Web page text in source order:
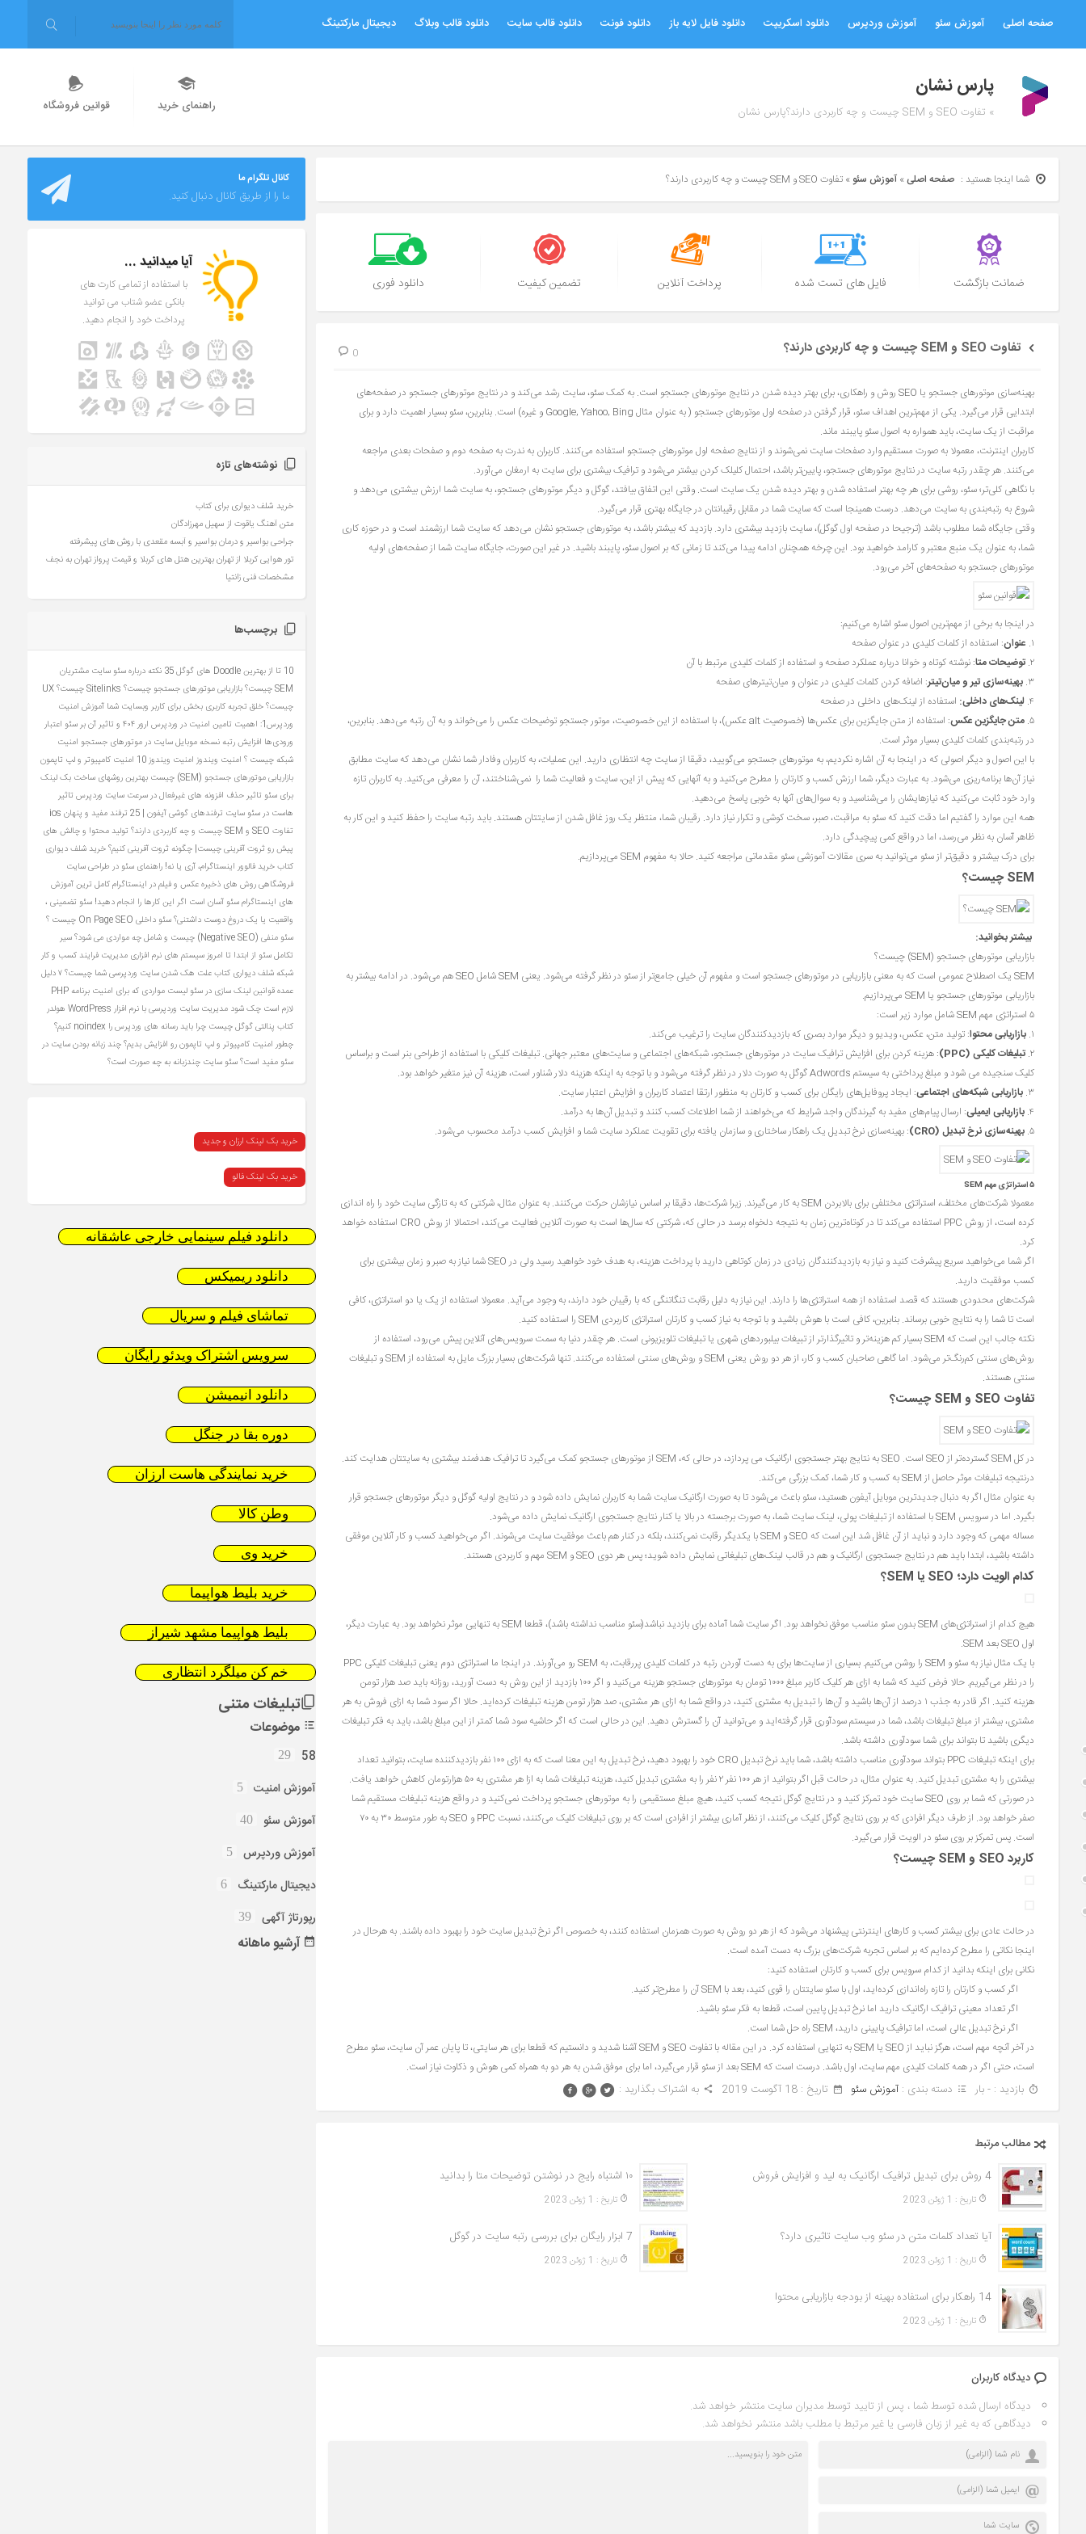
صفحه اصلی آموزش سئو آموزش وردپرس دانلود اسکریپت دانلود فایل لایه باز دانلود فونت دانلود قالب سایت دانلود قالب وبلاگ دیجیتال مارکتینگ
پارس نشان
» تفاوت SEO و SEM چیست و چه کاربردی دارند؟پارس نشان راهنمای خرید قوانین فروشگاه
شما اینجا هستید : صفحه اصلی» آموزش سئو» تفاوت SEO و SEM چیست و چه کاربردی دارند؟
ضمانت بازگشت فایل های تست شده پرداخت آنلاین تضمین کیفیت دانلود فوری
تفاوت SEO و SEM چیست و چه کاربردی دارند؟ 0
بهینه‌سازی موتورهای جستجو یا SEO روش و راهکاری، برای بهتر دیده شدن در نتایج موتورهای جستجو است. به کمک سئو، سایت رشد می‌کند و در نتایج موتورهای جستجو در صفحه‌های
ابتدایی قرار می‌گیرد. یکی از مهم‌ترین اهداف سئو، قرار گرفتن در صفحه اول موتورهای جستجو ( به عنوان مثال Google, Yahoo, Bing و غیره) است. بنابرین، سئو بسیار اهمیت دارد و برای
مراقبت از یک سایت، باید همواره به اصول سئو پایبند ماند.
کاربران اینترنت، معمولا به صورت مستقیم وارد صفحات سایت نمی‌شوند و از نتایج صفحه اول موتورهای جستجو استفاده می‌کنند. کاربران به ندرت به صفحه دوم و صفحات بعدی مراجعه
می‌کنند. هر چقدر رتبه سایت در نتایج موتورهای جستجو، پایین‌تر باشد، احتمال کلیلک کردن بیشتر می‌شود و ترافیک بیشتری برای سایت به ارمغان می‌آورد.
با نگاهی کلی‌تر؛ سئو، روشی برای هر چه بهتر استفاده شدن و بهتر دیده شدن یک سایت است. وقتی این اتفاق بیافتد، گوگل و دیگر موتورهای جستجو، به سایت شما ارزش بیشتری می‌دهد و
شروع به رتبه‌بندی به سایت می‌دهد. درست همینجا است که سایت شما در مقابل رقیبانتان در جایگاه بهتری قرار می‌گیرد.
وقتی جایگاه شما مطلوب باشد (ترجیحا در صفحه اول گوگل)، سایت بازدید بیشتری دارد. بازدید که بیشتر باشد، به موتورهای جستجو نشان می‌دهد که سایت شما ارزشمند است و در حوزه کاری
شما، به عنوان یک منبع معتبر و کارامد خواهید بود. این چرخه همچنان ادامه پیدا می‌کند تا زمانی که بر اصول سئو، پایبند باشید. در غیر این صورت، جایگاه سایت شما از صفحه‌های اولیه
موتورهای جستجو به صفحه‌های آخر می‌رود.
در اینجا به برخی از مهم‌ترین اصول سئو اشاره می‌کنیم:
۱. عنوان: استفاده از کلمات کلیدی در عنوان صفحه
۲. توضیحات متا: نوشته کوتاه و خوانا درباره عملکرد صفحه و استفاده از کلمات کلیدی مرتبط با آن
۳. بهینه‌سازی تیر و میان‌تیتر: اضافه کردن کلمات کلیدی در عنوان و میان‌تیترهای صفحه
۴. لینک‌های داخلی: استفاده از لینک‌های داخلی در صفحه
۵. متن جایگزین عکس
: استفاده از متن جایگزین برای عکس‌ها (خصوصیت alt عکس)، با استفاده از این خصوصیت، موتور جستجو توضیحات عکس را می‌خواند و به آن رتبه می‌دهد. بنابرین،
در رتبه‌بندی کلمات کلیدی بسیار موثر است.
با این اصول و دیگر اصولی که در اینجا به آن اشاره نکردیم، به موتورهای جستجو می‌گویید، دقیقا از سایت چه انتظاری دارید. این عملیات، به کاربران وفادار شما نشان می‌دهد که سایت مطابق
نیاز آن‌ها برنامه‌ریزی می‌شود. به عبارت دیگر، شما ارزش کسب و کارتان را مطرح می‌کنید و به آنهایی که پیش از این، سایت و فعالیت شما را نمی‌شناختند، آن را معرفی می‌کنید. به کاربران تازه
وارد خود ثابت می‌کنید که نیازهایشان را می‌شناسید و به سوال‌های آنها به خوبی پاسخ می‌دهید.
همه این موارد را گفتیم اما دقت کنید که سئو به مراقبت، صبر، سخت کوشی و تکرار نیاز دارد. رقیبان شما، منتظر یک روز غافل شدن از سایتتان هستند. باید رتبه سایت را حفظ کنید و این کار به
ظاهر آسان به نظر می‌رسد، اما در واقع کمی پیچیدگی دارد.
برای درک بیشتر و دقیق‌تر از سئو می‌توانید به سری مقالات آموزشی سئو مقدماتی مراجعه کنید. حالا به مفهوم SEM می‌پردازیم.
SEM چیست؟
بیشتر بخوانید:
بازاریابی موتورهای جستجو (SEM) چیست؟
SEM یک اصطلاح عمومی است که به معنی بازاریابی در موتورهای جستجو است و مفهوم آن خیلی جامع‌تر از سئو در نظر گرفته می‌شود. یعنی SEM شامل SEO هم می‌شود. در ادامه بیشتر به
بازاریابی موتورهای جستجو یا SEM می‌پردازیم.
۵ استراتژی مهم SEM شامل موارد زیر است:
۱. بازاریابی محتوا: تولید متن، عکس، ویدیو و دیگر موارد بصری که بازدیدکنندگان سایت را ترغیب می‌کند.
۲. تبلیغات کلیکی (PPC)
: هزینه کردن برای افزایش ترافیک سایت در موتورهای جستجو، شبکه‌‌های اجتماعی و سایت‌های معتبر جهانی. تبلیغات کلیکی با استفاده از طراحی بنر است و براساس
کلیک سنجیده می شود و مبلغ پرداختی به سیستم Adwords گوگل به صورت دلار در نظر گرفته می‌شود و با توجه به اینکه هزینه دلار شناور است، هزینه آن نیز متغیر خواهد بود.
۳. بازاریابی شبکه‌های اجتماعی: ایجاد پروفایل‌های رایگان برای کسب و کارتان به منظور ارتقا اعتماد کاربران و افزایش اعتبار سایت.
۴. بازاریابی ایمیلی: ارسال پیام‌های مفید به گیرندگان واجد شرایط که می‌خواهند از شما اطلاعات کسب کنند و تبدیل آن‌ها به درآمد.
۵. بهینه‌سازی نرخ تبدیل (CRO) : بهینه‌سازی نرخ تبدیل یک راهکار ساختاری و سازمان یافته برای تقویت عملکرد سایت شما و افزایش کسب درآمد محسوب می‌شود.
۵ استراتژی مهم SEM
معمولا شرکت‌های مختلف، استراتژی مختلفی برای بالابردن SEM به کار می‌گیرند. زیرا شرکت‌ها، دقیقا بر اساس نیازشان حرکت می‌کنند. به عنوان مثال، شرکتی که به تازگی سایت خود را راه اندازی
کرده است، از روش PPC استفاده می‌کند تا در کوتاه‌ترین زمان به نتیجه دلخواه برسد در حالی که، شرکتی که سال‌ها است به صورت آنلاین فعالیت می‌کند، احتمالا از روش CRO استفاده خواهد
کرد.
اگر شما می‌خواهید سریع پیشرفت کنید و نیاز به بازدیدکنندگان زیادی در زمان کوتاهی دارید با پرداخت هزینه، به هدف خود خواهید رسید ولی درSEOشما نیاز به صبر و زمان بیشتری برای
کسب موفقیت دارید.
شرکت‌های محدودی هستند که قصد استفاده از همه استراتژی‌ها را دارند. این نیاز به دلیل رقابت تنگاتنگی که با رقیبان خود دارند، به وجود می‌آید. معمولا استفاده از یک یا دو استراتژی، کافی
است تا شما را به نتایج خوبی برساند. بنابرین، کافی است با هوش باشید و با توجه به نیاز کسب و کارتان استراتژی کاربردی SEM را استفاده کنید.
نکته جالب این است که SEM بسیار کم هزینه‌تر و تاثیرگذار‌تر از تبیغات بیلبوردهای شهری یا تبلیغات تلویزیونی است. هر چقدر دنیا به سمت سرویس‌های آنلاین پیش می‌رود، استفاده از
روش‌های سنتی کم‌رنگ‌تر می‌شود. اما گاهی صاحبان کسب و کار، از هر دو روش یعنی SEM و روش‌های سنتی استفاده می‌کنند. تنها شرکت‌های بسیار بزرگ مایل به استفاده از SEM و تبلیغات
سنتی هستند.
تفاوت SEO و SEM چیست؟
در کل SEM گسترده‌تر از SEO است. SEO به نتایج بهتر جستجوی ارگانیک می پردازد، در حالی که، SEM از موتورهای جستجو کمک می‌گیرد تا ترافیک هدفمند بیشتری به سایتتان هدایت کند.
درنتیجه تبلیغات موثر حاصل از SEM به کسب و کار شما، کمک بزرگی می‌کند.
به عنوان مثال اگر به دنبال جدیدترین موبایل آیفون هستید، سئو باعث می‌شود تا به صورت ارگانیک سایت شما به کاربران نمایش داده شود و در نتایج اولیه گوگل و دیگر موتورهای جستجو قرار
بگیرد. اما در سرویس SEM با استفاده از تبلیغات پولی، لینک سایت شما، به صورت برجسته در بالا یا کنار نتایج جستجوی ارگانیک نمایش داده می‌شود.
مساله‌ مهمی که وجود دارد و نباید از آن غافل شد این است که SEO و SEM با یکدیگر رقابت نمی‌کنند، بلکه در کنار هم باعث موفقیت سایت می‌شوند. اگر می‌خواهید کسب و کار آنلاین موفقی
داشته باشید، ابتدا باید هم در نتایج جستجوی ارگانیک و هم در قالب لینک‌های تبلیغاتی نمایش داده شوید؛ پس هر دوی SEO و SEM مهم و کاربردی هستند.
کدام الویت دارد؛ SEO یا SEM؟
هیچ کدام از استراتژی‌های SEM
بدون سئو مناسب موفق نخواهد بود. اگر سایت شما آماده برای بازدید نباشد(سئو مناسب نداشته باشد)، قطعا SEM به تنهایی موثر نخواهد بود. به عبارت دیگر،
اول SEO بعد SEM.
با یک مثال نیاز به سئو و SEM را روشن می‌کنیم. بسیاری از سایت‌ها برای به دست آوردن رتبه در کلمات کلیدی پررقابت، به SEM رو می‌آورند. در اینجا ما استراتژی دوم یعنی تبلیغات کلیکی PPC
را در نظر می‌گیریم. حالا فرض کنید که شما به ازای هر کلیک کاربر مبلغ ۱۰۰۰ تومان به موتورهای جستجو هزینه می‌کنید و اگر ۱۰۰ بازدید از این روش به دست آورید، روزانه باید صد هزار تومن
هزینه کنید. اگر قادر به جذب ۱ درصد از آن‌ها باشید و آن‌ها را تبدیل به مشتری کنید، در واقع شما به ازای هر مشتری، صد هزار تومن هزینه تبلیغات کرده‌اید. حالا اگر سود شما به ازای فروش به هر
مشتری، بیشتر از مبلغ تبلیغات باشد، شما در سیستم سودآوری قرار گرفته‌اید و می‌توانید آن را گسترش دهید. این در حالی است که اگر حاشیه سود شما کمتر از این مبلغ باشد، باید به فکر تبلیغات
دیگری باشید تا بتواند برای شما سودآوری داشته باشد.
برای اینکه تبلیغات PPC بتواند سودآوری مناسب داشته باشد، شما باید نرخ تبدیل CRO خود را بهبود دهید، نرخ تبدیل به این معنا است که به ازای ۱۰۰ نفر بازدیدکننده سایت، بتوانید تعداد
بیشتری را به مشتری تبدیل کنید. به عنوان مثال، در حالت قبل اگر بتوانید از هر ۱۰۰ نفر ۲ نفر را به مشتری تبدیل کنید، هزینه تبلیغات شما به ازا هر مشتری به ۵۰ هزارتومان کاهش خواهد یافت.
در صورتی که شما بر روی SEO سایت خود تمرکز کنید و در نتایج گوگل نتیجه کسب کنید، هیچ مبلغ مستقیمی را به موتورهای جستجو پرداخت نمی‌کنید و در واقع هزینه تبلیغات مستقیم شما
صفر خواهد بود. از طرف دیگر افرادی که بر روی نتایج گوگل کلیک می‌کنند، از نظر آماری بیشتر از افرادی است که بر روی تبلیغات کلیک می‌کنند، نسبت PPC و SEO به طور متوسط ۳۰ به ۷۰
است. پس تمرکز بر روی سئو در الویت قرار می‌گیرد.
کاربرد SEO و SEM چیست؟
در حالت عادی برای بیشتر کسب و کارهای اینترنتی پیشنهاد می‌شود که از هر دو روش به صورت همزمان استفاده کنند، به خصوص اگر نرخ تبدیل سایت خود را بهبود داده باشند. به هرحال در
اینجا نکاتی را مطرح کرده‌ایم که بر اساس تجربه شرکت‌های بزرگ به دست آمده است.
نکانی برای اینکه بدانید از کدام سرویس برای کسب و کارتان استفاده کنید:
اگر کسب و کارتان را تازه راه‌اندازی کرده‌اید، اول با سئو سایتتان را قوی کنید، بعد با SEM آن را مطرح‌تر کنید.
اگر تعداد معینی ترافیک ارگانیک دارید اما نرخ تبدیل پایین است، قطعا به فکر سئو باشید.
اگر نرخ تبدیل عالی است، اما ترافیک پایینی دارید، SEM راه حل شما است.
در آخر آنچه مهم است، هرگز نباید از SEO یا SEM به تنهایی استفاده کرد. در این مقاله با تفاوت SEO و SEM آشنا شدید و دانستیم که قطعا برای هر سایتی، تا پایان عمر آن سایت، سئو مطرح
است، حتی اگر در همه کلمات کلیدی مهم سایت، اول باشد. درست است که SEM بعد از سئو قرار می‌گیرد، اما برای موفق شدن به هر دو به همراه کمی هوش و ذکاوت نیاز است.
بازدید : - بار دسته بندی : آموزش سئو تاريخ : 18 آگوست 2019 به اشتراک بگذارید :
مطالب مرتبط
4 روش برای تبدیل ترافیک ارگانیک به لید و افزایش فروش
تاريخ : 1 ژوئن 2023
۱۰ اشتباه رایج در نوشتن توضیحات متا را بدانید
تاريخ : 1 ژوئن 2023
آیا تعداد کلمات متن در سئو وب سایت تاثیری دارد؟
تاريخ : 1 ژوئن 2023
7 ابزار رایگان برای بررسی رتبه سایت در گوگل
تاريخ : 1 ژوئن 2023
14 راهکار برای استفاده بهینه از بودجه بازاریابی محتوا
تاريخ : 1 ژوئن 2023
دیدگاه کاربران
دیدگاه ارسال شده توسط شما ، پس از تایید توسط مدیران سایت منتشر خواهد شد.
دیدگاهی که به غیر از زبان فارسی یا غیر مرتبط با مطلب باشد منتشر نخواهد شد.
کانال تلگرام ما
ما را از طریق کانال دنبال کنید.
آیا میدانید ...
با استفاده از تمامی کارت های
بانکی عضو شتاب می توانید
پرداخت خود را انجام دهید.
نوشته‌های تازه
خرید شلف دیواری برای کتاب
متن آهنگ یاقوت از سهیل مهرزادگان
جراحی بواسیر و درمان بواسیر و آبسه مقعدی با روش های پیشرفته
تور هوایی کربلا از تهران بهترین هتل های کربلا و قیمت پرواز تهران به نجف
مشخصات فنی زانتیا
برچسب‌ها
10 تا از بهترین Doodle های گوگل
35 نکته درباره سئو سایت مشتریان
SEM چیست؟ بازاریابی موتورهای جستجو چیست؟
Sitelinks چیست؟
UX
چیست؟ خلق تجربه کاربری بخش برای کاربر وبسایت شما آموزش امنیت
وردپرس1: اهمیت تامین امنیت در وردپرس
ارور ۴۰۴ و تاثیر آن بر سئو
اعتبار
ورودی‌ها افزایش رتبه نسخه موبایل سایت در موتورهای جستجو امنیت
شبکه چیست ؟ امنیت ویندوز امنیت ویندوز 10
امنیت کامپیوتر و لپ تاپمون
بازاریابی موتورهای جستجو (SEM) چیست
بهترین روشهای ساخت بک لینک
برای سئو تاثیر حذف افزونه های غیرفعال در سرعت سایت وردپرس تاثیر
هاست در سئو سایت ترفندهای گوشی آیفون | 25 ترفند مفید و پنهان ios
تفاوت SEO و SEM چیست و چه کاربردی دارند؟
تولید محتوا و چالش های
پیش روثروت آفرینی چیست| چگونه ثروت آفرینی کنیم؟خرید شلف دیواری
کتابخرید فالوور اینستاگرام، آری یا نه! راهنمای سئو در طراحی سایت
فروشگاهیروش های ذخیره عکس و فیلم در اینستاگرام کامل ترین آموزش
های اینستاگرامسئو آسان است اگر این کارها را انجام دهید! سئو تضمینی ،
واقعیت یا یک دروغ دوست‌ داشتنی؟سئو داخلی On Page SEO چیست ؟
سئو منفی (Negative SEO) چیست و شامل چه مواردی می شود؟
سیر
تکامل سئو از ابتدا تا امروز سیستم های نرم افزاری مدیریت فرایند کسب و کار
شبکهشلف دیواری کتاب
علت هک شدن سایت وردپرسی شما چیست؟ ۷ دلیل
عمدهقوانین لینک سازی در سئو
لیست مواردی که برای امنیت برنامه PHP
لازم است چک شود مدیریت سایت وردپرسی با نرم افزار WordPress
هولدر
کتاب پنالتی گوگل چیست چرا باید رسانه های وردپرس را noindex کنیم؟
چطور امنیت کامپیوتر و لپ تاپمون رو افزایش بدیم؟چند زبانه بودن سایت در
سئو مفید است؟ سئو سایت چندزبانه به چه صورت است؟
خرید بک لینک ارزان و جدید
خرید بک لینک فالو
دانلود فیلم سینمایی خارجی عاشقانه
دانلود ریمیکس
تماشای فیلم و سریال
سرویس اشتراک ویدئو رایگان
دانلود انیمیشن
دوره بقا در جنگل
خرید نمایندگی هاست ارزان
وطن کالا
خرید وی
خرید بلیط هواپیما
بلیط هواپیما مشهد شیراز
خم کن میلگرد انتظاری
تبلیغات متنی
موضوعات
58
29
آموزش امنیت 5
آموزش سئو 40
آموزش وردپرس 5
دیجیتال مارکتینگ 6
رپورتاژ آگهی 39
آرشیوماهانه